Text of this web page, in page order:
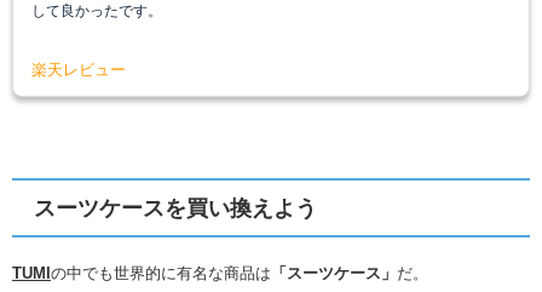
して良かったです。
楽天レビュー
スーツケースを買い換えよう
TUMI の中でも世界的に有名な商品は 「スーツケース」 だ。